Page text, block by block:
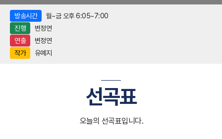
방송시간
월~금 오후 6:05~7:00
진행
변정연
연출
변정연
작가
유예지
선곡표
오늘의 선곡표입니다.